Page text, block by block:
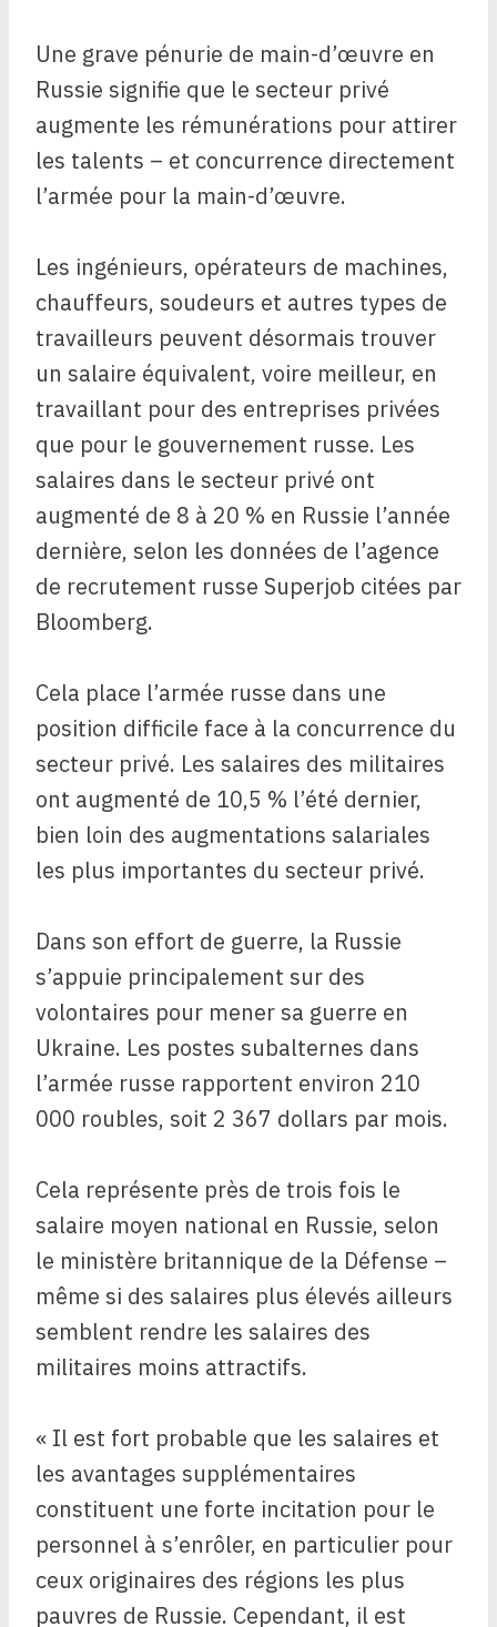
Une grave pénurie de main-d’œuvre en
Russie signifie que le secteur privé
augmente les rémunérations pour attirer
les talents – et concurrence directement
l’armée pour la main-d’œuvre.
Les ingénieurs, opérateurs de machines,
chauffeurs, soudeurs et autres types de
travailleurs peuvent désormais trouver
un salaire équivalent, voire meilleur, en
travaillant pour des entreprises privées
que pour le gouvernement russe. Les
salaires dans le secteur privé ont
augmenté de 8 à 20 % en Russie l’année
dernière, selon les données de l’agence
de recrutement russe Superjob citées par
Bloomberg.
Cela place l’armée russe dans une
position difficile face à la concurrence du
secteur privé. Les salaires des militaires
ont augmenté de 10,5 % l’été dernier,
bien loin des augmentations salariales
les plus importantes du secteur privé.
Dans son effort de guerre, la Russie
s’appuie principalement sur des
volontaires pour mener sa guerre en
Ukraine. Les postes subalternes dans
l’armée russe rapportent environ 210
000 roubles, soit 2 367 dollars par mois.
Cela représente près de trois fois le
salaire moyen national en Russie, selon
le ministère britannique de la Défense –
même si des salaires plus élevés ailleurs
semblent rendre les salaires des
militaires moins attractifs.
« Il est fort probable que les salaires et
les avantages supplémentaires
constituent une forte incitation pour le
personnel à s’enrôler, en particulier pour
ceux originaires des régions les plus
pauvres de Russie. Cependant, il est